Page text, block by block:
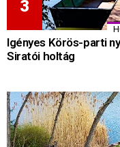
Igényes Körös-parti
Siratói holtág